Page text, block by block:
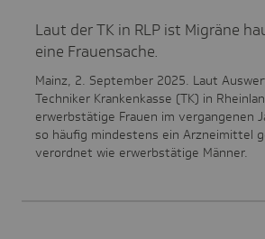
Laut der TK in RLP ist Migräne
eine Frauensache.
Mainz, 2. September 2025. Laut
Techniker Krankenkasse (TK) in
erwerbstätige Frauen im vergangenen
so häufig mindestens ein Arzneimittel
verordnet wie erwerbstätige Männer.